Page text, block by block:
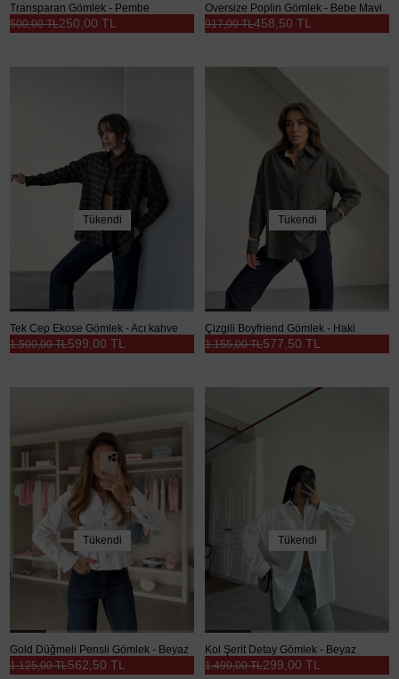
Transparan Gömlek - Pembe
250,00 TL
500,00 TL
Oversize Poplin Gömlek - Bebe Mavi
458,50 TL
917,00 TL
Tükendi
Tek Cep Ekose Gömlek - Acı kahve
599,00 TL
1.500,00 TL
Tükendi
Çizgili Boyfriend Gömlek - Haki
577,50 TL
1.155,00 TL
Tükendi
Gold Düğmeli Pensli Gömlek - Beyaz
562,50 TL
1.125,00 TL
Tükendi
Kol Şerit Detay Gömlek - Beyaz
299,00 TL
1.499,00 TL